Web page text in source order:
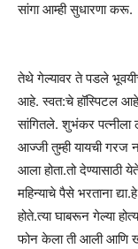
सांगा आम्ही सुधारणा करू.
तेथे गेल्यावर ते पडले
आहे. स्वत:चे हॉस्पिटल
सांगितले. शुभंकर
आज्जी तुम्ही यायची गरज
आला होता.तो देण्यासाठी
महिन्याचे पैसे भरताना
होते.त्या घाबरून गेल्या
फोन केला ती आली आणि